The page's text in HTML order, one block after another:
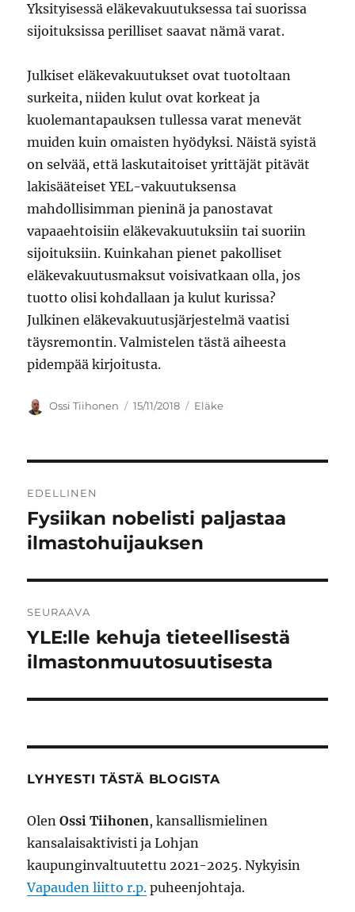
Yksityisessä eläkevakuutuksessa tai suorissa
sijoituksissa perilliset saavat nämä varat.
Julkiset eläkevakuutukset ovat tuotoltaan
surkeita, niiden kulut ovat korkeat ja
kuolemantapauksen tullessa varat menevät
muiden kuin omaisten hyödyksi. Näistä syistä
on selvää, että laskutaitoiset yrittäjät pitävät
lakisääteiset YEL-vakuutuksensa
mahdollisimman pieninä ja panostavat
vapaaehtoisiin eläkevakuutuksiin tai suoriin
sijoituksiin. Kuinkahan pienet pakolliset
eläkevakuutusmaksut voisivatkaan olla, jos
tuotto olisi kohdallaan ja kulut kurissa?
Julkinen eläkevakuutusjärjestelmä vaatisi
täysremontin. Valmistelen tästä aiheesta
pidempää kirjoitusta.
Kirjoittaja
Ossi Tiihonen Julkaistu
15/11/2018 Kategoriat
Eläke
selaus
EDELLINEN
Edellinen
artikkeli:
Fysiikan nobelisti paljastaa
ilmastohuijauksen
SEURAAVA
Seuraava
artikkeli:
YLE:lle kehuja tieteellisestä
ilmastonmuutosuutisesta
LYHYESTI TÄSTÄ BLOGISTA
OlenOssi Tiihonen, kansallismielinen
kansalaisaktivisti ja Lohjan
kaupunginvaltuutettu 2021-2025. Nykyisin
Vapauden liitto r.p. puheenjohtaja.